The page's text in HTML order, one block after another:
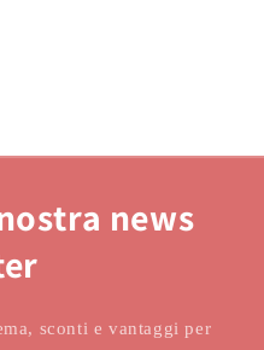
news
sconti e vantaggi per